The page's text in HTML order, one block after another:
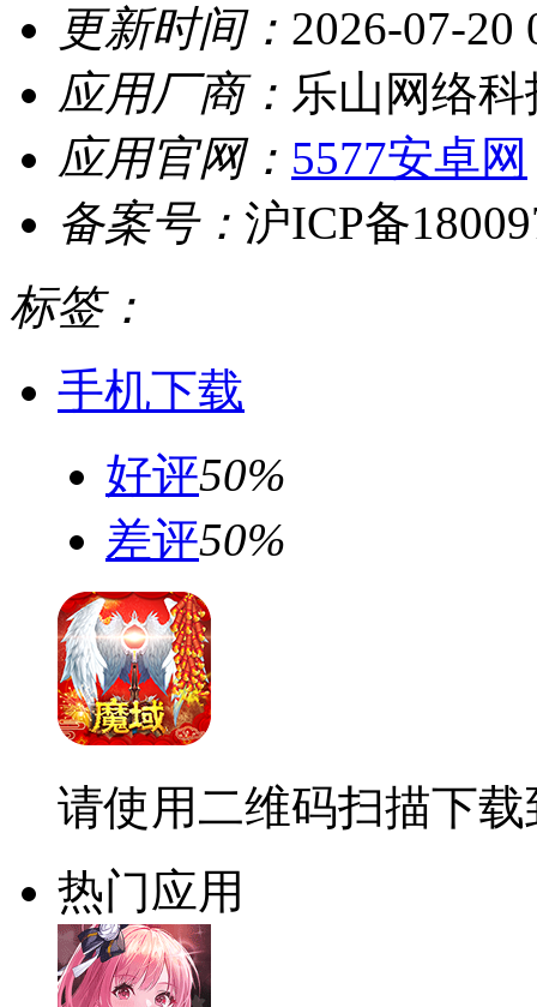
更新时间： 2026-07-20
应用厂商： 乐山网络
应用官网： 5577安卓网
备案号： 沪ICP备
标签：
手机下载
好评50%
差评50%
请使用二维码扫描下
热门应用